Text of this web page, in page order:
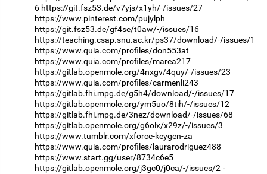
6 https://git.fsz53.de/v7yjs/x1yh/-/issues/27
https://www.pinterest.com/pujylph
https://git.fsz53.de/gf4se/t0aw/-/issues/16
https://teaching.csap.snu.ac.kr/ps37/download/-/issues/1
https://www.quia.com/profiles/don553at
https://www.quia.com/profiles/marea217
https://gitlab.openmole.org/4nxgv/4quy/-/issues/23
https://www.quia.com/profiles/carmenli243
https://gitlab.fhi.mpg.de/g5h4/download/-/issues/17
https://gitlab.openmole.org/ym5uo/8tih/-/issues/12
https://gitlab.fhi.mpg.de/3nez/download/-/issues/68
https://gitlab.openmole.org/g6olx/x29z/-/issues/3
https://www.tumblr.com/xforce-keygen-za
https://www.quia.com/profiles/laurarodriguez488
https://www.start.gg/user/8734c6e5
https://gitlab.openmole.org/j3gc0/j0ca/-/issues/2